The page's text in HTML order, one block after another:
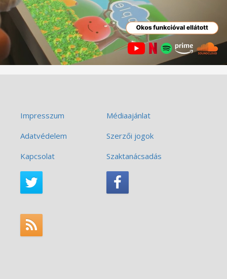
Impresszum
Médiaajánlat
Adatvédelem
Szerzői jogok
Kapcsolat
Szaktanácsadás